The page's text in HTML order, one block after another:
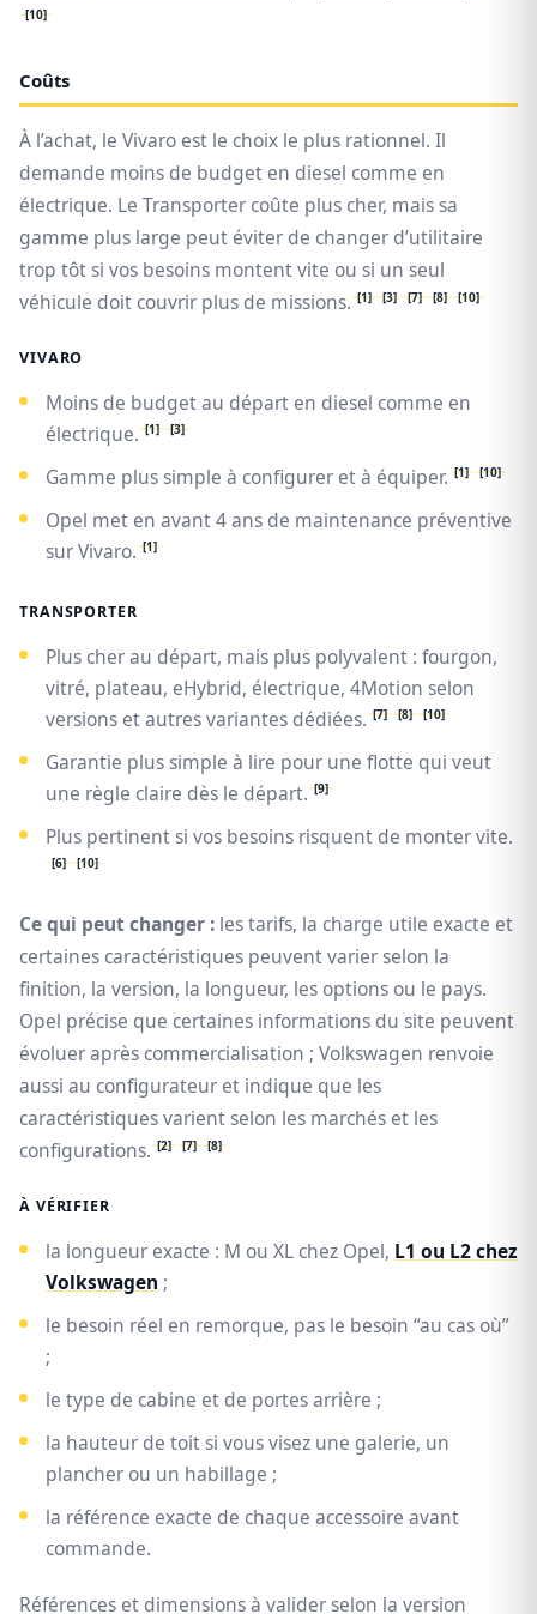
[10]
Coûts
À l’achat, le Vivaro est le choix le plus rationnel. Il
demande moins de budget en diesel comme en
électrique. Le Transporter coûte plus cher, mais sa
gamme plus large peut éviter de changer d’utilitaire
trop tôt si vos besoins montent vite ou si un seul
véhicule doit couvrir plus de missions. [1] [3] [7] [8] [10]
VIVARO
Moins de budget au départ en diesel comme en
électrique. [1] [3]
Gamme plus simple à configurer et à équiper. [1] [10]
Opel met en avant 4 ans de maintenance préventive
sur Vivaro. [1]
TRANSPORTER
Plus cher au départ, mais plus polyvalent : fourgon,
vitré, plateau, eHybrid, électrique, 4Motion selon
versions et autres variantes dédiées. [7] [8] [10]
Garantie plus simple à lire pour une flotte qui veut
une règle claire dès le départ. [9]
Plus pertinent si vos besoins risquent de monter vite.
[6] [10]
Ce qui peut changer : les tarifs, la charge utile exacte et
certaines caractéristiques peuvent varier selon la
finition, la version, la longueur, les options ou le pays.
Opel précise que certaines informations du site peuvent
évoluer après commercialisation ; Volkswagen renvoie
aussi au configurateur et indique que les
caractéristiques varient selon les marchés et les
configurations. [2] [7] [8]
À VÉRIFIER
la longueur exacte : M ou XL chez Opel, L1 ou L2 chez
Volkswagen ;
le besoin réel en remorque, pas le besoin “au cas où”
;
le type de cabine et de portes arrière ;
la hauteur de toit si vous visez une galerie, un
plancher ou un habillage ;
la référence exacte de chaque accessoire avant
commande.
Références et dimensions à valider selon la version